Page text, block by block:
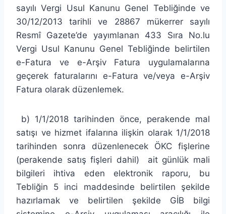
sayılı Vergi Usul Kanunu Genel Tebliğinde ve
30/12/2013 tarihli ve 28867 mükerrer sayılı
Resmî Gazete’de yayımlanan 433 Sıra No.lu
Vergi Usul Kanunu Genel Tebliğinde belirtilen
e-Fatura ve e-Arşiv Fatura uygulamalarına
geçerek faturalarını e-Fatura ve/veya e-Arşiv
Fatura olarak düzenlemek.
b) 1/1/2018 tarihinden önce, perakende mal
satışı ve hizmet ifalarına ilişkin olarak 1/1/2018
tarihinden sonra düzenlenecek ÖKC fişlerine
(perakende satış fişleri dahil) ait günlük mali
bilgileri ihtiva eden elektronik raporu, bu
Tebliğin 5 inci maddesinde belirtilen şekilde
hazırlamak ve belirtilen şekilde GİB bilgi